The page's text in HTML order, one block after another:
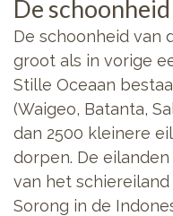
De
De schoonheid van
groot als in vorige
Stille Oceaan
(Waigeo, Batanta,
dan 2500 kleinere
dorpen. De
van het
Sorong in de